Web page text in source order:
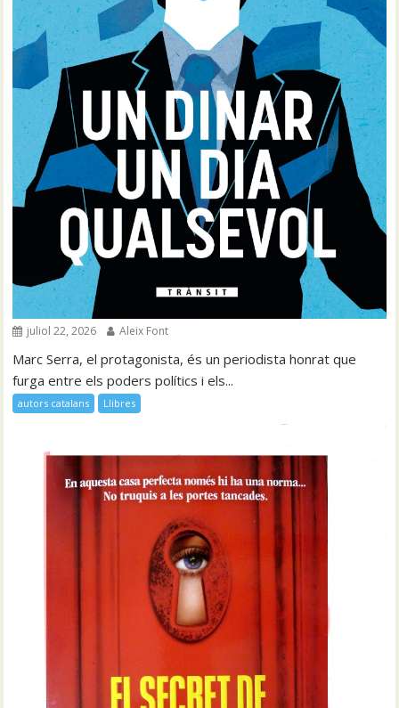
juliol 22, 2026 Aleix Font
Marc Serra, el protagonista, és un periodista honrat que
furga entre els poders polítics i els...
autors catalans Llibres